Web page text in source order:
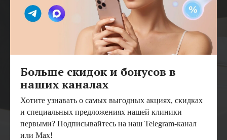
Больше скидок и бонусов в
наших каналах
Хотите узнавать о самых выгодных акциях, скидках
и специальных предложениях нашей клиники
первыми? Подписывайтесь на наш Telegram-канал
или Max!
Отправляя сообщение, я подтверждаю, что ознакомлен и согласен
обработку персональных данных
Записаться